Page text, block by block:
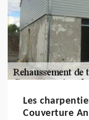
Les
Couverture